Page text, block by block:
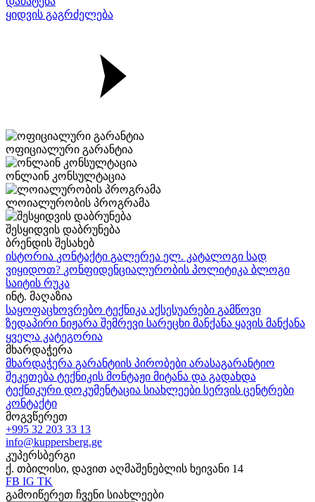
ყიდვის გაგრძელება
ოფიციალური გარანტია
ონლაინ კონსულტაცია
ლოიალურობის პროგრამა
შესყიდვის დაბრუნება
ბრენდის შესახებ
ისტორია კონტაქტი გალერეა ელ. კატალოგი სად
ვიყიდოთ? კონფიდენციალურობის პოლიტიკა ბლოგი
საიტის რუკა
ინტ. მაღაზია
საყოფაცხოვრებო ტექნიკა აქსესუარები გამწოვი
ზედაპირი ნიჟარა შემრევი სარეცხი მანქანა ყავის მანქანა
ყველა კატეგორია
მხარდაჭერა
მხარდაჭერა გარანტიის პირობები არასაგარანტიო
შეკეთება ტექნიკის მონტაჟი მიტანა და გადახდა
ტექნიკური დოკუმენტაცია სიახლეები სერვის ცენტრები
კონტაქტი
მოგვწერეთ
+995 32 203 33 13
info@kuppersberg.ge
კუპერსბერგი
ქ. თბილისი, დავით აღმაშენებლის ხეივანი 14
FB IG TK
გამოიწერეთ ჩვენი სიახლეები